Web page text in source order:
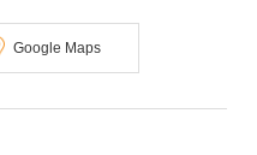
Google Maps